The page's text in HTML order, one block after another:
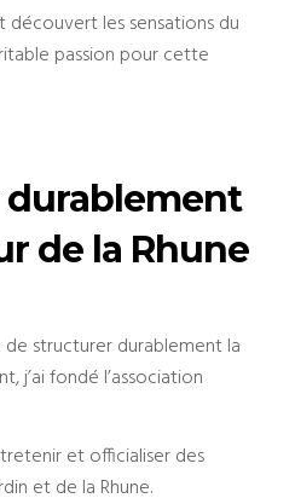
les sensations du
passion pour cette
durablement
de la Rhune
de structurer durablement la
j’ai fondé l’association
et officialiser des
et de la Rhune.